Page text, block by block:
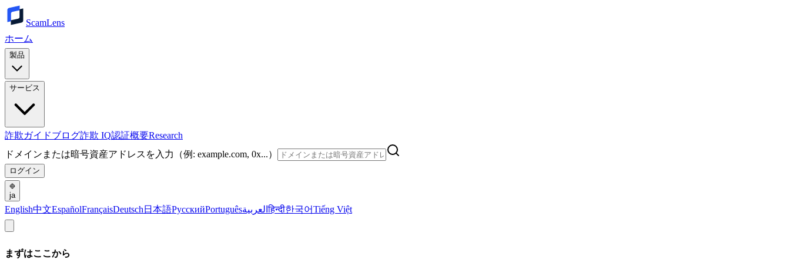
ScamLens
ホーム
製品
サービス
詐欺ガイドブログ詐欺 IQ認証概要Research
ドメインまたは暗号資産アドレスを入力（例: example.com, 0x...）
ログイン
ja
English中文EspañolFrançaisDeutsch 日本語РусскийPortuguêsالعربيةहिन्दी한국어Tiếng Việt
まずはここから